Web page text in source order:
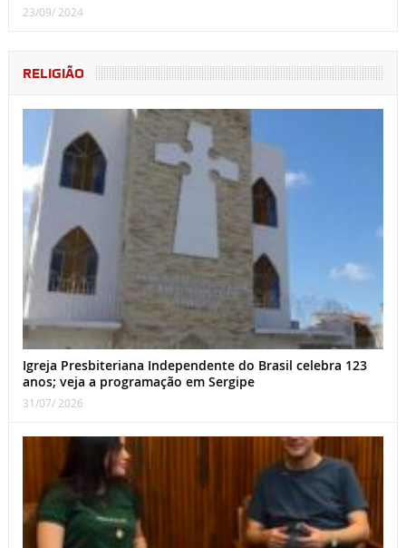
23/09/ 2024
RELIGIÃO
Igreja Presbiteriana Independente do Brasil celebra 123
anos; veja a programação em Sergipe
31/07/ 2026